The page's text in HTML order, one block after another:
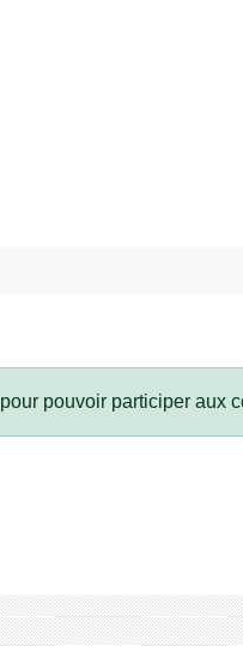
pour pouvoir participer aux